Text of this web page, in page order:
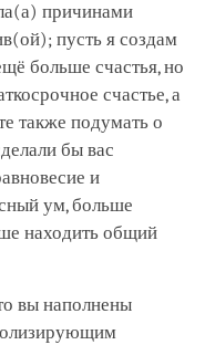
причинами
пусть я создам
больше счастья, но
счастье, а
также подумать о
бы вас
и
ум, больше
находить общий
вы наполнены